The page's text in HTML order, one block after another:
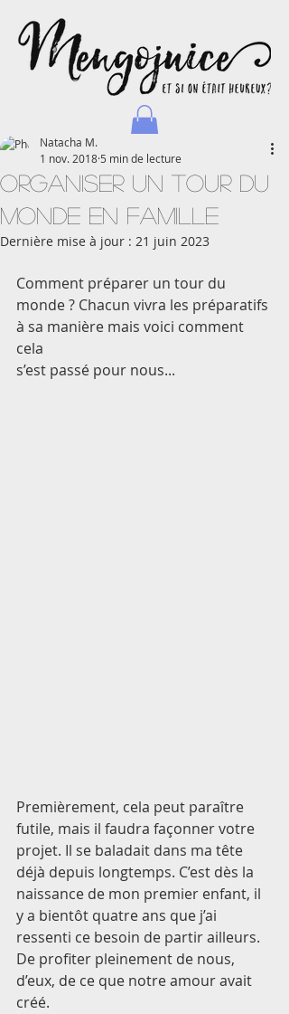
Natacha - Blog d'une maman journaliste et voyageuse
Organiser un tour du
monde en famille
Natacha M.
1 nov. 2018 5 min de lecture
Dernière mise à jour : 21 juin 2023
Comment préparer un tour du
monde ? Chacun vivra les préparatifs
à sa manière mais voici comment
cela
s’est passé pour nous...
Premièrement, cela peut paraître
futile, mais il faudra façonner votre
projet. Il se baladait dans ma tête
déjà depuis longtemps. C’est dès la
naissance de mon premier enfant, il
y a bientôt quatre ans que j’ai
ressenti ce besoin de partir ailleurs.
De profiter pleinement de nous,
d’eux, de ce que notre amour avait
créé.